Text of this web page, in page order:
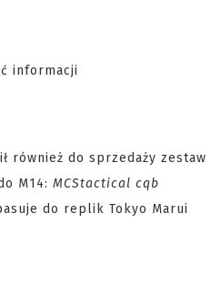
również do sprzedaży zestaw
M14: MCStactical cqb
do replik Tokyo Marui